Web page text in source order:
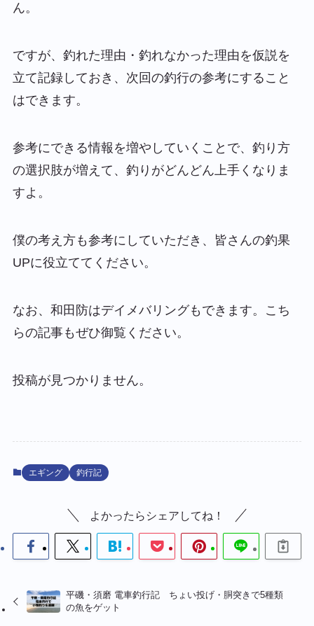
ん。
ですが、釣れた理由・釣れなかった理由を仮説を
立て記録しておき、次回の釣行の参考にすること
はできます。
参考にできる情報を増やしていくことで、釣り方
の選択肢が増えて、釣りがどんどん上手くなりま
すよ。
僕の考え方も参考にしていただき、皆さんの釣果
UPに役立ててください。
なお、和田防はデイメバリングもできます。こち
らの記事もぜひ御覧ください。
投稿が見つかりません。
エギング 釣行記
よかったらシェアしてね！
平磯・須磨 電車釣行記 ちょい投げ・胴突きで5種類
の魚をゲット